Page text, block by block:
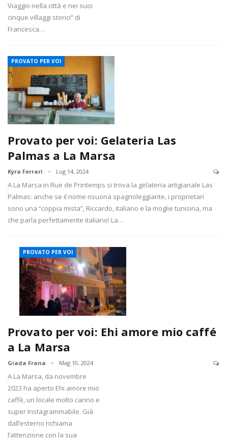
Viaggio nella città e nei suoi
cinque villaggi storici” di
Francesca…
PROVATO PER VOI
Provato per voi: Gelateria Las
Palmas a La Marsa
Kyra Ferrari Lug 14, 2024
A La Marsa in Rue de Printemps si trova la gelateria artigianale Las
Palmas: anche se il nome risuona spagnoleggiante, i proprietari
sono una “coppia mista”, Riccardo, italiano e la moglie tunisina, ma
che parla perfettamente italiano! La…
PROVATO PER VOI
Provato per voi: Ehi amore mio caffé
a La Marsa
Giada Frana Mag 10, 2024
A La Marsa, da novembre
2023 ha aperto Ehi amore mio
caffè, un locale molto carino e
super Instagrammabile. Già
dall’esterno richiama
l’attenzione con la sua